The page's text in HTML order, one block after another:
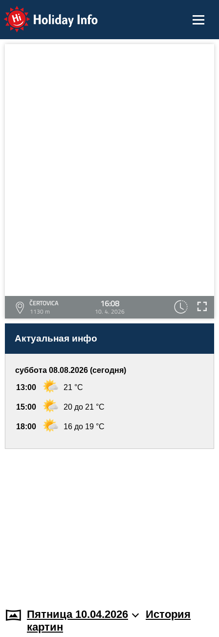
Holiday Info
ČERTOVICA
1130 m
16:08
10. 4. 2026
Актуальная инфо
суббота 08.08.2026 (сегодня)
13:00 21 °C
15:00 20 до 21 °C
18:00 16 до 19 °C
Пятница 10.04.2026
История
картин